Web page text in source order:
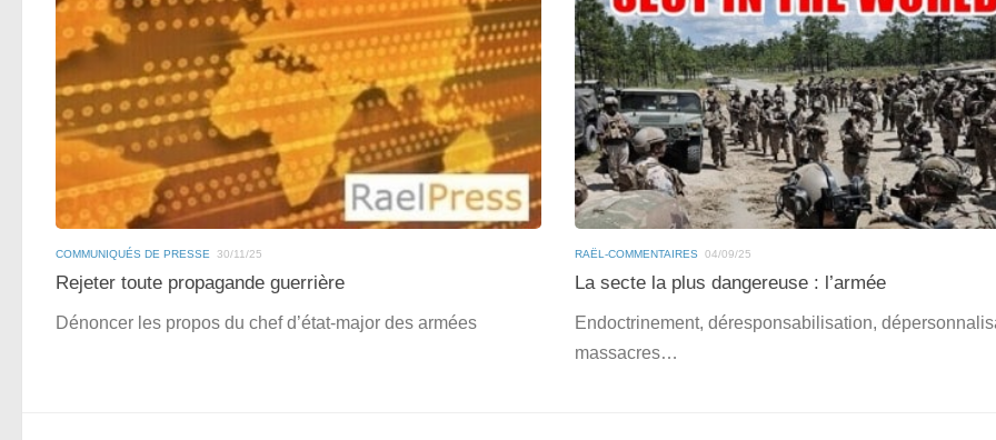
COMMUNIQUÉS DE PRESSE 30/11/25
Rejeter toute propagande guerrière
Dénoncer les propos du chef d’état-major des armées
RAËL-COMMENTAIRES 04/09/25
La secte la plus dangereuse : l’armée
Endoctrinement, déresponsabilisation,
massacres…